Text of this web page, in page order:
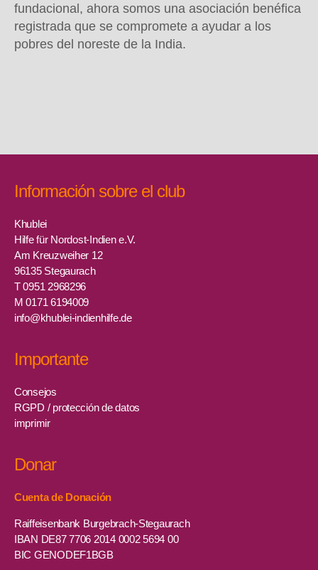
fundacional, ahora somos una asociación benéfica
registrada que se compromete a ayudar a los
pobres del noreste de la India.
Información sobre el club
Khublei
Hilfe für Nordost-Indien e.V.
Am Kreuzweiher 12
96135 Stegaurach
T 0951 2968296
M 0171 6194009
info@khublei-indienhilfe.de
Importante
Consejos
RGPD / protección de datos
imprimir
Donar
Cuenta de Donación
Raiffeisenbank Burgebrach-Stegaurach
IBAN DE87 7706 2014 0002 5694 00
BIC GENODEF1BGB